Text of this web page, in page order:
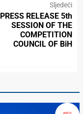
Sljedeći
PRESS RELEASE 5th
SESSION OF THE
COMPETITION
COUNCIL OF BiH